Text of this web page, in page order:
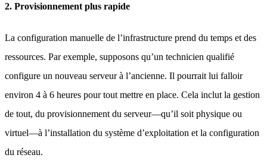
2. Provisionnement plus rapide
La configuration manuelle de l’infrastructure prend du temps et des
ressources. Par exemple, supposons qu’un technicien qualifié
configure un nouveau serveur à l’ancienne. Il pourrait lui falloir
environ 4 à 6 heures pour tout mettre en place. Cela inclut la gestion
de tout, du provisionnement du serveur—qu’il soit physique ou
virtuel—à l’installation du système d’exploitation et la configuration
du réseau.